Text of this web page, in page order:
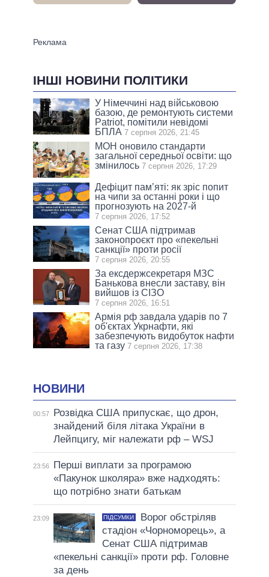
ІНШІ НОВИНИ ПОЛІТИКИ
У Німеччині над військовою
базою, де ремонтують системи
Patriot, помітили невідомі
БПЛА 7 серпня 2026, 21:45
МОН оновило стандарти
загальної середньої освіти: що
змінилось 7 серпня 2026, 17:29
Дефіцит пам’яті: як зріс попит
на чипи за останні роки і що
прогнозують на 2027-й
7 серпня 2026, 17:52
Сенат США підтримав
законопроєкт про «пекельні
санкції» проти росії
7 серпня 2026, 20:55
За ексдержсекретаря МЗС
Банькова внесли заставу, він
вийшов із СІЗО
7 серпня 2026, 16:51
Армія рф завдала ударів по 7
об'єктах Укрнафти, які
забезпечують видобуток нафти
та газу 7 серпня 2026, 17:38
НОВИНИ
00:57
Розвідка США припускає, що дрон,
знайдений біля літака України в
Лейпцигу, міг належати рф – WSJ
23:56
Перші виплати за програмою
«Пакунок школяра» вже надходять:
що потрібно знати батькам
23:09 ПІДСУМКИ
Ворог обстріляв
стадіон «Чорноморець», а
Сенат США підтримав
«пекельні санкції» проти рф. Головне
за день